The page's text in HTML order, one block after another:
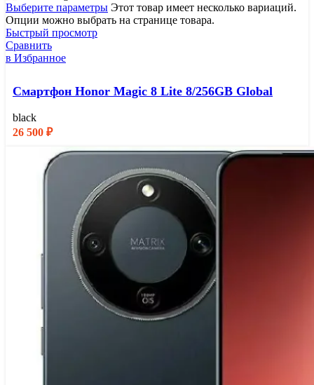
Выберите параметры Этот товар имеет несколько вариаций.
Опции можно выбрать на странице товара.
Быстрый просмотр
Сравнить
в Избранное
Смартфон Honor Magic 8 Lite 8/256GB Global
black
26 500 ₽